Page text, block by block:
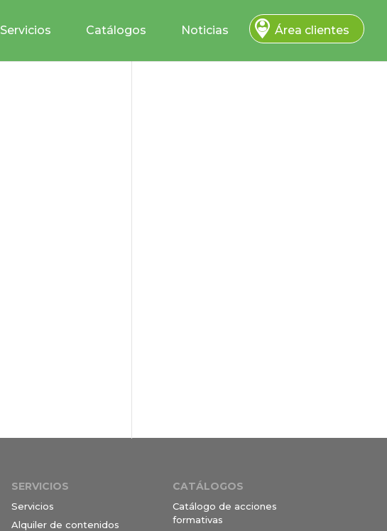
Servicios Catálogos Noticias Área clientes
SERVICIOS
Servicios
Alquiler de contenidos
CATÁLOGOS
Catálogo de acciones
formativas